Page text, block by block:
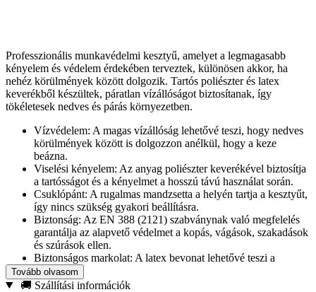
Professzionális munkavédelmi kesztyű, amelyet a legmagasabb
kényelem és védelem érdekében terveztek, különösen akkor, ha
nehéz körülmények között dolgozik. Tartós poliészter és latex
keverékből készültek, páratlan vízállóságot biztosítanak, így
tökéletesek nedves és párás környezetben.
Vízvédelem: A magas vízállóság lehetővé teszi, hogy nedves
körülmények között is dolgozzon anélkül, hogy a keze
beázna.
Viselési kényelem: Az anyag poliészter keverékével biztosítja
a tartósságot és a kényelmet a hosszú távú használat során.
Csuklópánt: A rugalmas mandzsetta a helyén tartja a kesztyűt,
így nincs szükség gyakori beállításra.
Biztonság: Az EN 388 (2121) szabványnak való megfelelés
garantálja az alapvető védelmet a kopás, vágások, szakadások
és szúrások ellen.
Biztonságos markolat: A latex bevonat lehetővé teszi a
szerszámok és anyagok stabil tartását, minimálisra csökkentve
a tárgyak elcsúszásának kockázatát.
Tovább olvasom
🚚 Szállítási információk